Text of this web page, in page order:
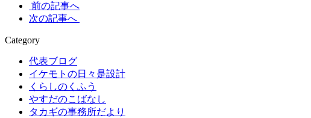
前の記事へ
次の記事へ
Category
代表ブログ
イケモトの日々是設計
くらしのくふう
やすだのこばなし
タカギの事務所だより